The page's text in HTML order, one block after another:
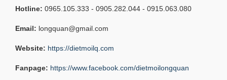
Hotline: 0965.105.333 - 0905.282.044 - 0915.063.080
Email: longquan@gmail.com
Website: https://dietmoilq.com
Fanpage: https://www.facebook.com/dietmoilongquan